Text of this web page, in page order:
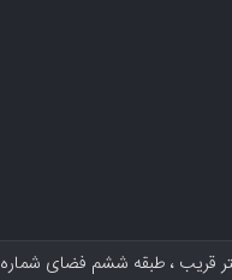
قریب پلاك ۱۳۴ سرای نوآوری دکتر قریب ، طبقه ششم فضای شماره